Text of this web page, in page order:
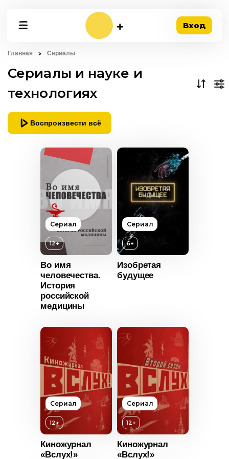
Вход
Главная Сериалы
Сериалы и науке и
технологиях
Воспроизвести всё
Сериал
12+
Во имя
человечества.
История
российской
медицины
Год
Русский
Сериал
6+
Изобретая
будущее
Сериал
12+
Киножурнал
«Вслух!»
Сериал
12+
Киножурнал
«Вслух!»